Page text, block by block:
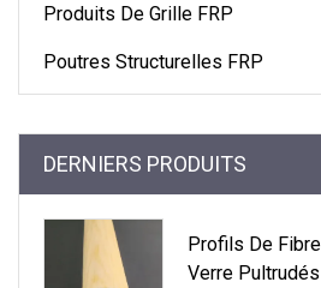
Produits De Grille FRP
Poutres Structurelles FRP
DERNIERS PRODUITS
Profils De
Verre